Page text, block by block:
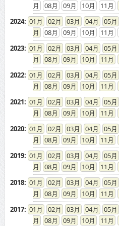
08
09 10 11
2024: 01 02 03 04 05
08
09 10 11
2023: 01 02 03 04 05
08
09 10 11
2022: 01 02 03 04 05
08
09 10 11
2021: 01 02 03 04 05
08
09 10 11
2020: 01 02 03 04 05
08
09 10 11
2019: 01 02 03 04 05
08
09 10 11
2018: 01 02 03 04 05
08
09 10 11
2017: 01 02 03 04 05
08
09 10 11